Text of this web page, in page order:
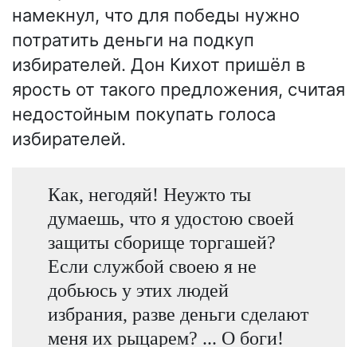
намекнул, что для победы нужно
потратить деньги на подкуп
избирателей. Дон Кихот пришёл в
ярость от такого предложения, считая
недостойным покупать голоса
избирателей.
Как, негодяй! Неужто ты
думаешь, что я удостою своей
защиты сборище торгашей?
Если службой своею я не
добьюсь у этих людей
избрания, разве деньги сделают
меня их рыцарем? ... О боги!